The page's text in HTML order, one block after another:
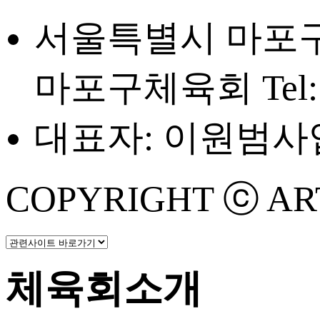
서울특별시 마포
마포구체육회
대표자: 이원범사
COPYRIGHT ⓒ
체육회소개